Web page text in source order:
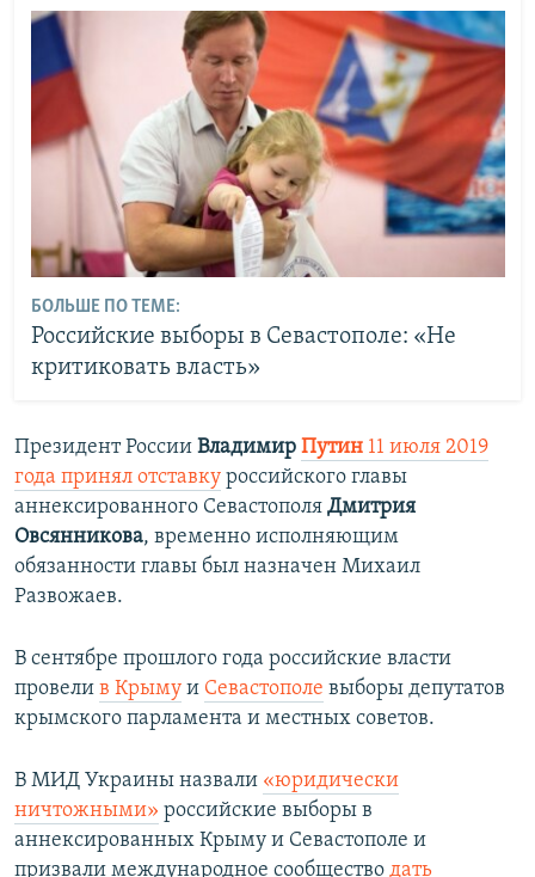
БОЛЬШЕ ПО ТЕМЕ:
Российские выборы в Севастополе: «Не
критиковать власть»
Президент России Владимир Путин 11 июля 2019
года принял отставку российского главы
аннексированного Севастополя Дмитрия
Овсянникова, временно исполняющим
обязанности главы был назначен Михаил
Развожаев.
В сентябре прошлого года российские власти
провели в Крыму и Севастополе выборы депутатов
крымского парламента и местных советов.
В МИД Украины назвали «юридически
ничтожными» российские выборы в
аннексированных Крыму и Севастополе и
призвали международное сообщество дать